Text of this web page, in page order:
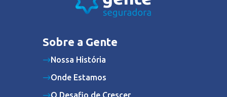
Sobre a Gente
Nossa História
Onde Estamos